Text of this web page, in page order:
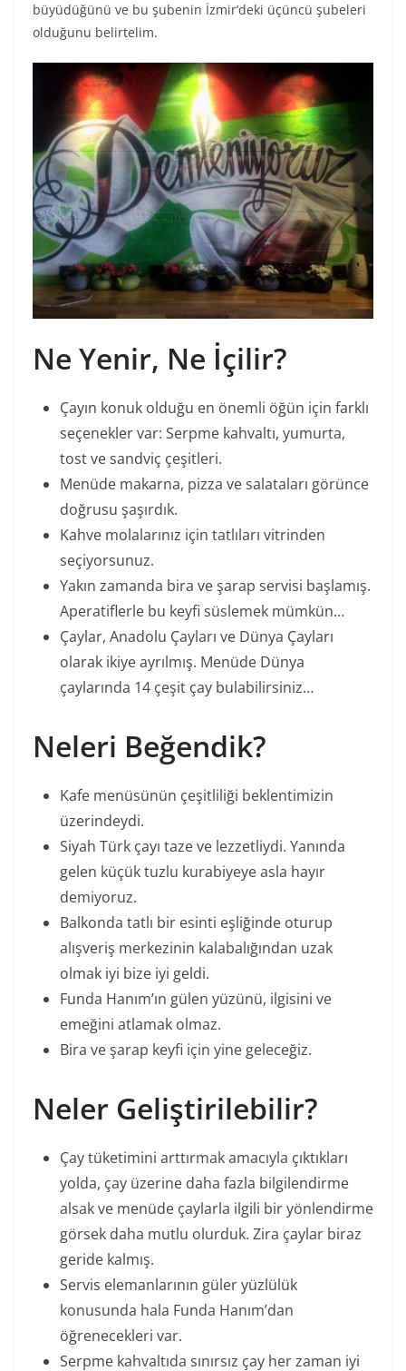
büyüdüğünü ve bu şubenin İzmir’deki üçüncü şubeleri
olduğunu belirtelim.
Ne Yenir, Ne İçilir?
Çayın konuk olduğu en önemli öğün için farklı
seçenekler var: Serpme kahvaltı, yumurta,
tost ve sandviç çeşitleri.
Menüde makarna, pizza ve salataları görünce
doğrusu şaşırdık.
Kahve molalarınız için tatlıları vitrinden
seçiyorsunuz.
Yakın zamanda bira ve şarap servisi başlamış.
Aperatiflerle bu keyfi süslemek mümkün…
Çaylar, Anadolu Çayları ve Dünya Çayları
olarak ikiye ayrılmış. Menüde Dünya
çaylarında 14 çeşit çay bulabilirsiniz…
Neleri Beğendik?
Kafe menüsünün çeşitliliği beklentimizin
üzerindeydi.
Siyah Türk çayı taze ve lezzetliydi. Yanında
gelen küçük tuzlu kurabiyeye asla hayır
demiyoruz.
Balkonda tatlı bir esinti eşliğinde oturup
alışveriş merkezinin kalabalığından uzak
olmak iyi bize iyi geldi.
Funda Hanım’ın gülen yüzünü, ilgisini ve
emeğini atlamak olmaz.
Bira ve şarap keyfi için yine geleceğiz.
Neler Geliştirilebilir?
Çay tüketimini arttırmak amacıyla çıktıkları
yolda, çay üzerine daha fazla bilgilendirme
alsak ve menüde çaylarla ilgili bir yönlendirme
görsek daha mutlu olurduk. Zira çaylar biraz
geride kalmış.
Servis elemanlarının güler yüzlülük
konusunda hala Funda Hanım’dan
öğrenecekleri var.
Serpme kahvaltıda sınırsız çay her zaman iyi